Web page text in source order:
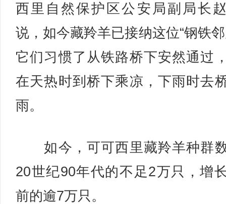
西里自然保护区公安局副局长
说，如今藏羚羊已接纳这位“钢铁
它们习惯了从铁路桥下安然通过
在天热时到桥下乘凉，下雨时去
雨。
如今，可可西里藏羚羊种群
20世纪90年代的不足2万只，增
前的逾7万只。